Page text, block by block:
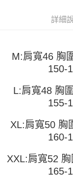
1.本服務由台灣大哥
2.付款方式選擇「大
3.實際核准額度、可
4.訂單成立30分鐘內
消。如遇「轉專審核
【繳款方式說明】
1.分期款項不併入電
帳／街口支付／iPASS
用戶於交易時，得透過
買賣價金債權讓與本
2.基於同意付款使用
便利好安心！
１．簡單：不需註冊
２．便利：只要手機
【「AFTEE先享後付」
１．於結帳方式選擇
２．訂單成立數日內，
３．收到繳費通知簡
ATM／網路銀行／等
※ 請注意：結帳手續
購買商品的店家。未經
後付繳納相關費用。
全家取貨付款
每筆NT$45
每筆NT$45，滿
詳細
M:肩寬46 胸
150-
L:肩寬48 胸
155-
XL:肩寬50 胸
160-
XXL:肩寬52
165-